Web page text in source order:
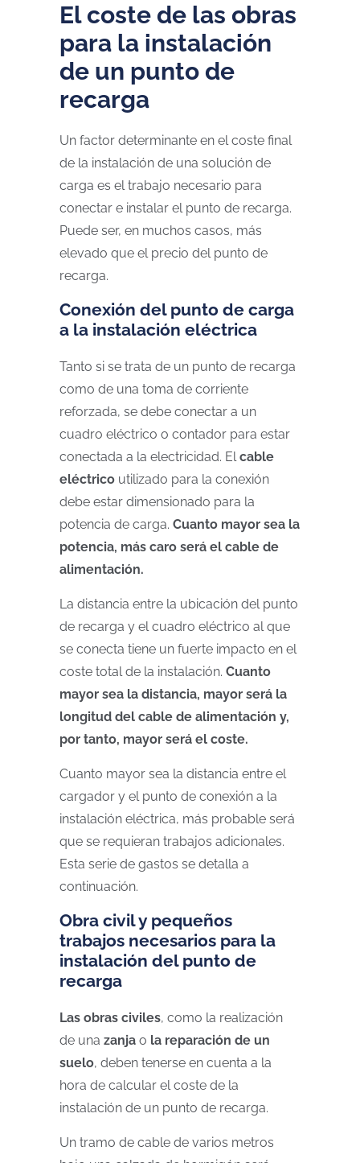
El coste de las obras
para la instalación
de un punto de
recarga
Un factor determinante en el coste final
de la instalación de una solución de
carga es el trabajo necesario para
conectar e instalar el punto de recarga.
Puede ser, en muchos casos, más
elevado que el precio del punto de
recarga.
Conexión del punto de carga
a la instalación eléctrica
Tanto si se trata de un punto de recarga
como de una toma de corriente
reforzada, se debe conectar a un
cuadro eléctrico o contador para estar
conectada a la electricidad. Elcable
eléctrico utilizado para la conexión
debe estar dimensionado para la
potencia de carga. Cuanto mayor sea la
potencia, más caro será el cable de
alimentación.
La distancia entre la ubicación del punto
de recarga y el cuadro eléctrico al que
se conecta tiene un fuerte impacto en el
coste total de la instalación. Cuanto
mayor sea la distancia, mayor será la
longitud del cable de alimentación y,
por tanto, mayor será el coste.
Cuanto mayor sea la distancia entre el
cargador y el punto de conexión a la
instalación eléctrica, más probable será
que se requieran trabajos adicionales.
Esta serie de gastos se detalla a
continuación.
Obra civil y pequeños
trabajos necesarios para la
instalación del punto de
recarga
Las obras civiles, como la realización
de una zanja o la reparación de un
suelo, deben tenerse en cuenta a la
hora de calcular el coste de la
instalación de un punto de recarga.
Un tramo de cable de varios metros